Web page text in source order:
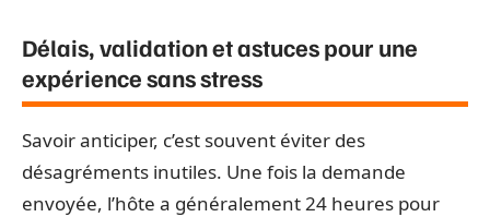
Délais, validation et astuces pour une
expérience sans stress
Savoir anticiper, c’est souvent éviter des
désagréments inutiles. Une fois la demande
envoyée, l’hôte a généralement 24 heures pour